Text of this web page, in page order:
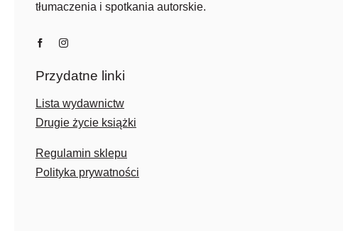
tłumaczenia i spotkania autorskie.
Przydatne linki
Lista wydawnictw
Drugie życie książki
Regulamin sklepu
Polityka prywatności